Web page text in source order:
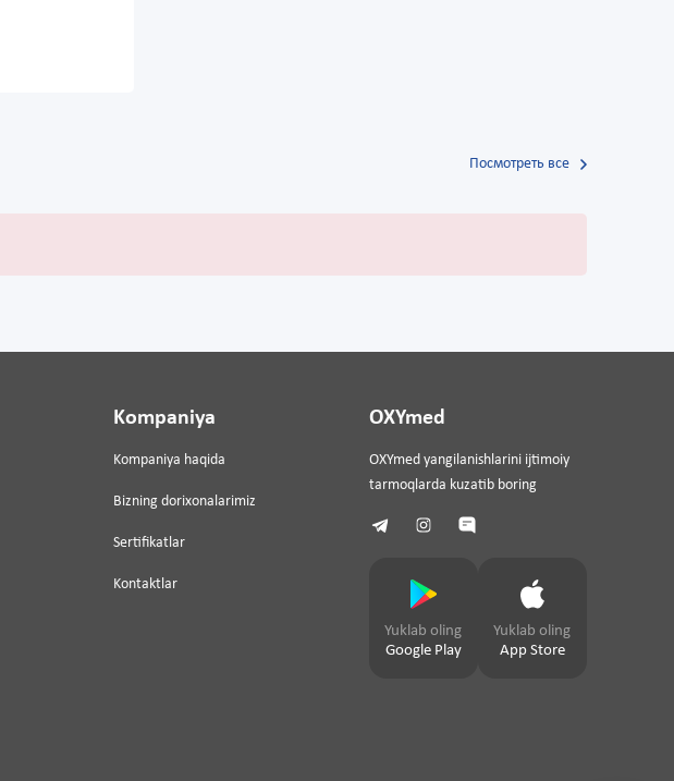
Посмотреть все
Kompaniya
Kompaniya haqida
Bizning dorixonalarimiz
Sertifikatlar
Kontaktlar
OXYmed
OXYmed yangilanishlarini ijtimoiy
tarmoqlarda kuzatib boring
Yuklab oling
Google Play
Yuklab oling
App Store